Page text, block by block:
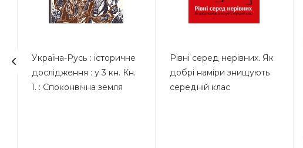
Україна-Русь : історичне
дослідження : у 3 кн. Кн.
1. : Споконвічна земля
Рівні серед нерівних. Як
добрі наміри знищують
середній клас